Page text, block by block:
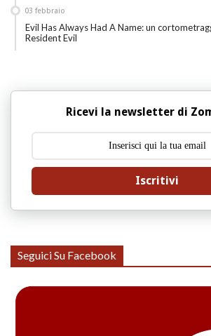
Evil Has Always Had A Name: un
Resident Evil
03 febbraio
Ricevi la newsletter di
Iscritivi
Seguici Su Facebook